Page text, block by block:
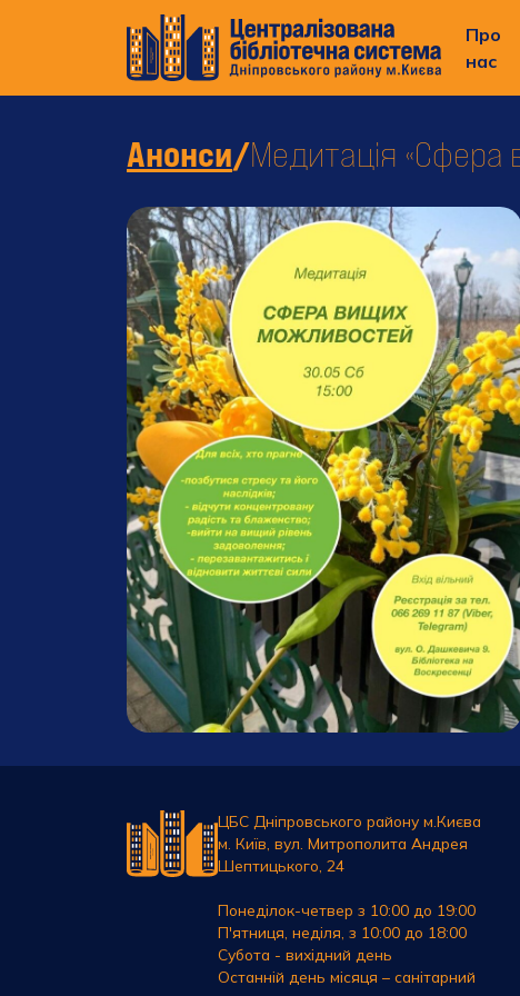
Про
нас
Анонси/Медитація
ЦБС Дніпровського району м.Києва
м. Київ, вул. Митрополита Андрея
Шептицького, 24
Понеділок-четвер з 10:00 до 19:00
П'ятниця, неділя, з 10:00 до 18:00
Субота - вихідний день
Останній день місяця – санітарний